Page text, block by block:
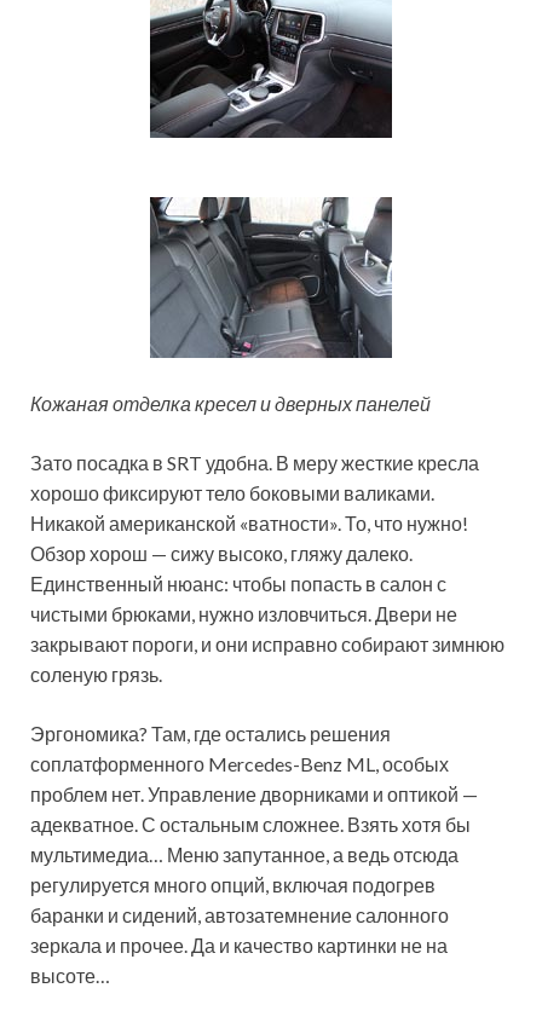
Кожаная отделка кресел и дверных панелей
Зато посадка в SRT удобна. В меру жесткие кресла
хорошо фиксируют тело боковыми валиками.
Никакой американской «ватности». То, что нужно!
Обзор хорош — сижу высоко, гляжу далеко.
Единственный нюанс: чтобы попасть в салон с
чистыми брюками, нужно изловчиться. Двери не
закрывают пороги, и они исправно собирают зимнюю
соленую грязь.
Эргономика? Там, где остались решения
соплатформенного Mercedes-Benz ML, особых
проблем нет. Управление дворниками и оптикой —
адекватное. С остальным сложнее. Взять хотя бы
мультимедиа… Меню запутанное, а ведь отсюда
регулируется много опций, включая подогрев
баранки и сидений, автозатемнение салонного
зеркала и прочее. Да и качество картинки не на
высоте…